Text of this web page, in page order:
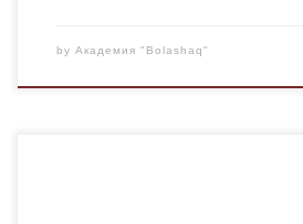
by Академия "Bolashaq"